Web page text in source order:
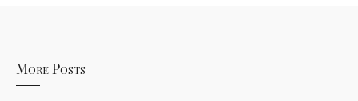
More Posts